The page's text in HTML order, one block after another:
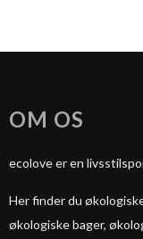
OM OS
ecolove er en
Her finder du
økologiske bager,